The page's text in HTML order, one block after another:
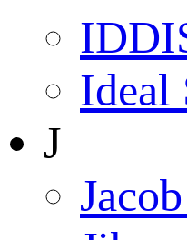
Ideal
J